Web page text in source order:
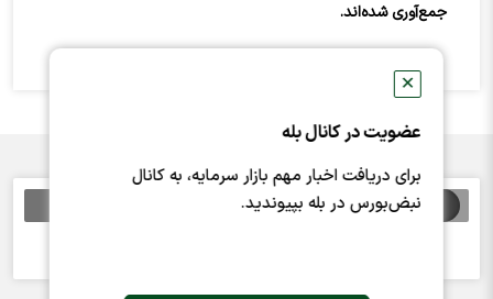
✕
عضویت در کانال بله
برای دریافت اخبار مهم بازار سرمایه، به کانال
نبض‌بورس در بله بپیوندید.
جمع‌آوری شده‌اند.
اخبار مرتبط